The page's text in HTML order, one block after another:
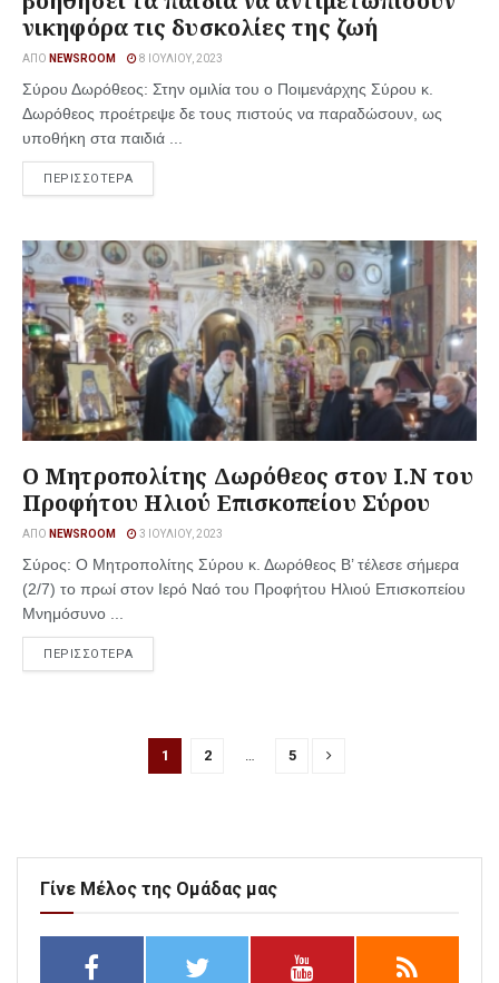
νικηφόρα τις δυσκολίες της ζωή
ΑΠΌ NEWSROOM 8 ΙΟΥΛΊΟΥ, 2023
Σύρου Δωρόθεος: Στην ομιλία του ο Ποιμενάρχης Σύρου κ.
Δωρόθεος προέτρεψε δε τους πιστούς να παραδώσουν, ως
υποθήκη στα παιδιά ...
ΠΕΡΙΣΣΟΤΕΡΑ
Ο Μητροπολίτης Δωρόθεος στον Ι.Ν του
Προφήτου Ηλιού Επισκοπείου Σύρου
ΑΠΌ NEWSROOM 3 ΙΟΥΛΊΟΥ, 2023
Σύρος: Ο Μητροπολίτης Σύρου κ. Δωρόθεος Β’ τέλεσε σήμερα
(2/7) το πρωί στον Ιερό Ναό του Προφήτου Ηλιού Επισκοπείου
Μνημόσυνο ...
ΠΕΡΙΣΣΟΤΕΡΑ
1 2 … 5
Γίνε Μέλος της Ομάδας μας